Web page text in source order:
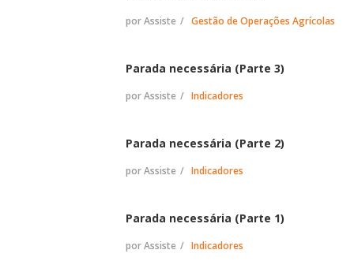
por Assiste Gestão de Operações Agrícolas
Parada necessária (Parte 3)
por Assiste Indicadores
Parada necessária (Parte 2)
por Assiste Indicadores
Parada necessária (Parte 1)
por Assiste Indicadores